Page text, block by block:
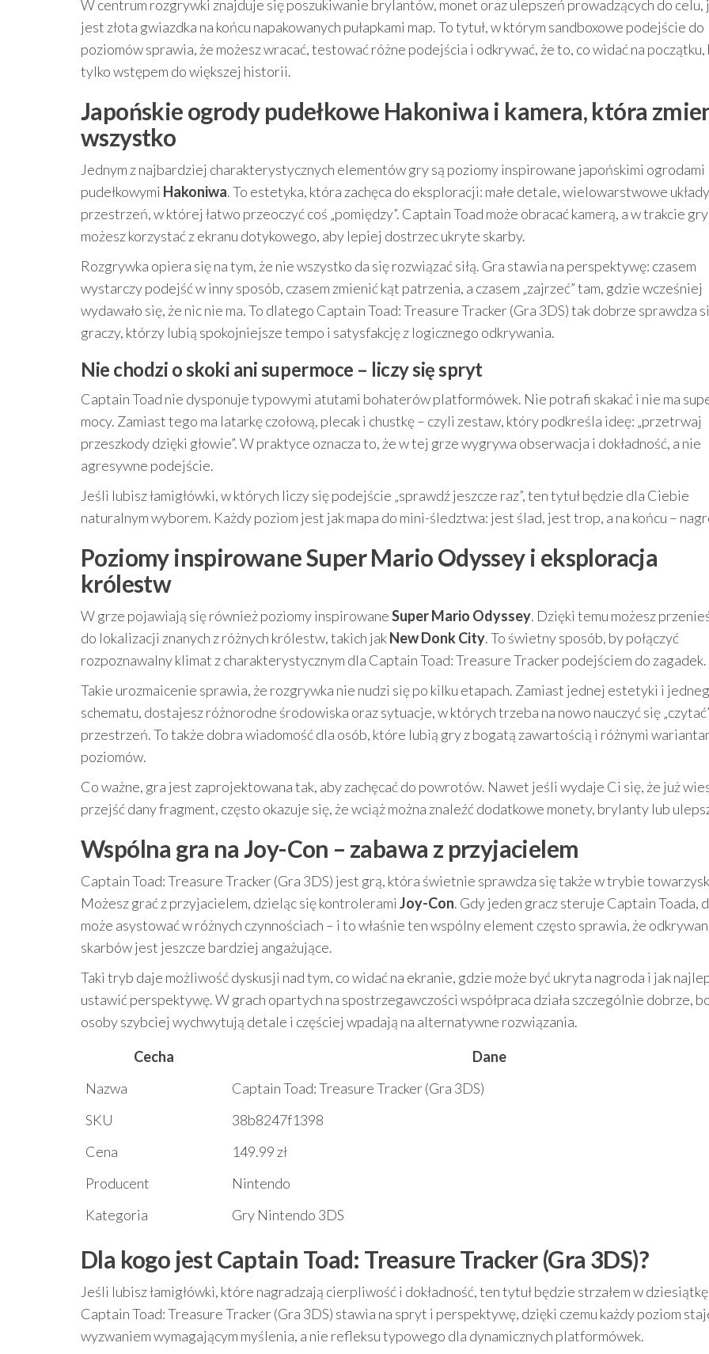
W centrum rozgrywki znajduje się poszukiwanie brylantów, monet oraz ulepszeń prowadzących do celu,
jest złota gwiazdka na końcu napakowanych pułapkami map. To tytuł, w którym sandboxowe podejście do
poziomów sprawia, że możesz wracać, testować różne podejścia i odkrywać, że to, co widać na początku,
tylko wstępem do większej historii.
Japońskie ogrody pudełkowe Hakoniwa i kamera, która
wszystko
Jednym z najbardziej charakterystycznych elementów gry są poziomy inspirowane japońskimi ogrodami
pudełkowymi Hakoniwa. To estetyka, która zachęca do eksploracji: małe detale, wielowarstwowe
przestrzeń, w której łatwo przeoczyć coś „pomiędzy”. Captain Toad może obracać kamerą, a w trakcie gry
możesz korzystać z ekranu dotykowego, aby lepiej dostrzec ukryte skarby.
Rozgrywka opiera się na tym, że nie wszystko da się rozwiązać siłą. Gra stawia na perspektywę: czasem
wystarczy podejść w inny sposób, czasem zmienić kąt patrzenia, a czasem „zajrzeć” tam, gdzie wcześniej
wydawało się, że nic nie ma. To dlatego Captain Toad: Treasure Tracker (Gra 3DS) tak dobrze sprawdza
graczy, którzy lubią spokojniejsze tempo i satysfakcję z logicznego odkrywania.
Nie chodzi o skoki ani supermoce – liczy się spryt
Captain Toad nie dysponuje typowymi atutami bohaterów platformówek. Nie potrafi skakać i nie ma
mocy. Zamiast tego ma latarkę czołową, plecak i chustkę – czyli zestaw, który podkreśla ideę: „przetrwaj
przeszkody dzięki głowie”. W praktyce oznacza to, że w tej grze wygrywa obserwacja i dokładność, a nie
agresywne podejście.
Jeśli lubisz łamigłówki, w których liczy się podejście „sprawdź jeszcze raz”, ten tytuł będzie dla Ciebie
naturalnym wyborem. Każdy poziom jest jak mapa do mini-śledztwa: jest ślad, jest trop, a na końcu –
Poziomy inspirowane Super Mario Odyssey i eksploracja
królestw
W grze pojawiają się również poziomy inspirowaneSuper Mario Odyssey. Dzięki temu możesz
do lokalizacji znanych z różnych królestw, takich jakNew Donk City. To świetny sposób, by połączyć
rozpoznawalny klimat z charakterystycznym dla Captain Toad: Treasure Tracker podejściem do zagadek.
Takie urozmaicenie sprawia, że rozgrywka nie nudzi się po kilku etapach. Zamiast jednej estetyki i
schematu, dostajesz różnorodne środowiska oraz sytuacje, w których trzeba na nowo nauczyć się
przestrzeń. To także dobra wiadomość dla osób, które lubią gry z bogatą zawartością i różnymi
poziomów.
Co ważne, gra jest zaprojektowana tak, aby zachęcać do powrotów. Nawet jeśli wydaje Ci się, że już
przejść dany fragment, często okazuje się, że wciąż można znaleźć dodatkowe monety, brylanty lub
Wspólna gra na Joy-Con – zabawa z przyjacielem
Captain Toad: Treasure Tracker (Gra 3DS) jest grą, która świetnie sprawdza się także w trybie
Możesz grać z przyjacielem, dzieląc się kontrolerami Joy-Con. Gdy jeden gracz steruje Captain Toada,
może asystować w różnych czynnościach – i to właśnie ten wspólny element często sprawia, że
skarbów jest jeszcze bardziej angażujące.
Taki tryb daje możliwość dyskusji nad tym, co widać na ekranie, gdzie może być ukryta nagroda i jak
ustawić perspektywę. W grach opartych na spostrzegawczości współpraca działa szczególnie dobrze,
osoby szybciej wychwytują detale i częściej wpadają na alternatywne rozwiązania.
Cecha
Dane
Nazwa
Captain Toad: Treasure Tracker (Gra 3DS)
SKU
38b8247f1398
Cena
149.99 zł
Producent
Nintendo
Kategoria
Gry Nintendo 3DS
Dla kogo jest Captain Toad: Treasure Tracker (Gra 3DS)?
Jeśli lubisz łamigłówki, które nagradzają cierpliwość i dokładność, ten tytuł będzie strzałem w
Captain Toad: Treasure Tracker (Gra 3DS) stawia na spryt i perspektywę, dzięki czemu każdy poziom
wyzwaniem wymagającym myślenia, a nie refleksu typowego dla dynamicznych platformówek.